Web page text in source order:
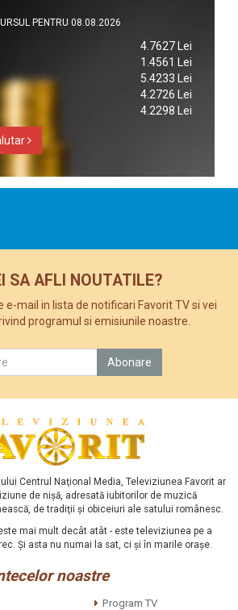
PENTRU 08.08.2026
4.7627 Lei
1.4561 Lei
5.4233 Lei
4.2726 Lei
4.2298 Lei
SA AFLI NOUTATILE?
e-mail in lista de notificari Favorit TV si vei
programul si emisiunile noastre.
Centrul Naţional Media, Televiziunea Favorit ar
de nişă, adresată iubitorilor de muzică
de tradiţii şi obiceiuri ale satului românesc.
mai mult decât atât - este televiziunea pe a
Şi asta nu numai la sat, ci şi în marile oraşe.
noastre
Program TV